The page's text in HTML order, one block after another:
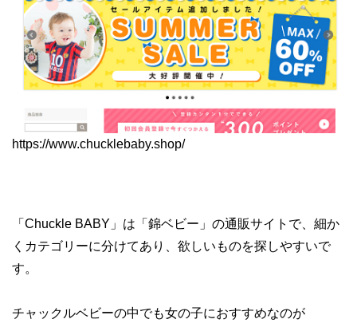
https://www.chucklebaby.shop/
「Chuckle BABY」は「錦ベビー」の通販サイトで、細か
くカテゴリーに分けてあり、欲しいものを探しやすいで
す。
チャックルベビーの中でも女の子におすすめなのが